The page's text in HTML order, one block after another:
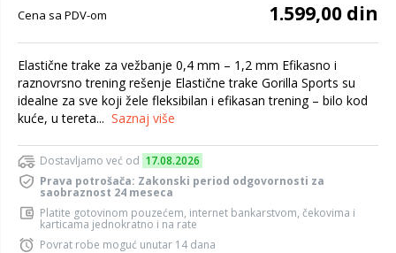
Cena sa PDV-om 1.599,00 din
Elastične trake za vežbanje 0,4 mm – 1,2 mm Efikasno i
raznovrsno trening rešenje Elastične trake Gorilla Sports su
idealne za sve koji žele fleksibilan i efikasan trening – bilo kod
kuće, u tereta... Saznaj više
Dostavljamo već od 17.08.2026
Prava potrošača: Zakonski period odgovornosti za
saobraznost 24 meseca
Platite gotovinom pouzećem, internet bankarstvom, čekovima i
karticama jednokratno i na rate
Povrat robe moguć unutar 14 dana